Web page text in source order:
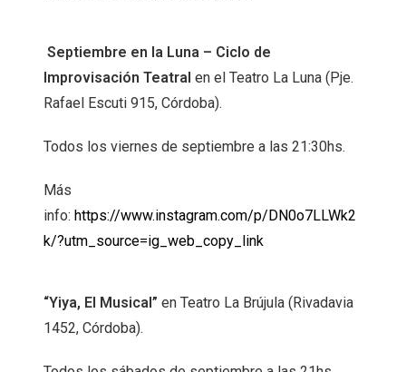
Septiembre en la Luna – Ciclo de
Improvisación Teatral en el Teatro La Luna (Pje.
Rafael Escuti 915, Córdoba).
Todos los viernes de septiembre a las 21:30hs.
Más
info: https://www.instagram.com/p/DN0o7LLWk2
k/?utm_source=ig_web_copy_link
“Yiya, El Musical” en Teatro La Brújula (Rivadavia
1452, Córdoba).